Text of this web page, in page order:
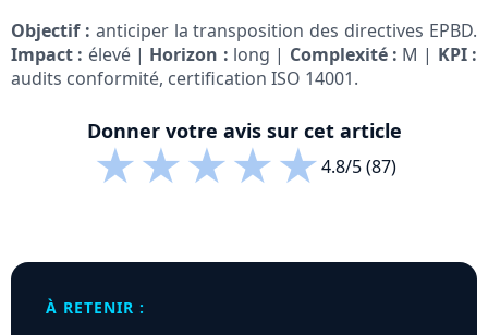
Objectif : anticiper la transposition des directives EPBD.
Impact : élevé | Horizon : long | Complexité : M | KPI :
audits conformité, certification ISO 14001.
Donner votre avis sur cet article
★★★★★4.8/5 (87)
À RETENIR :